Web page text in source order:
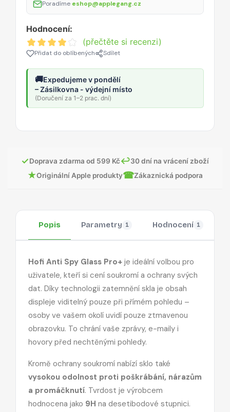
Poradíme eshop@applegang.cz
Hodnocení:
(přečtěte si recenzi)
Přidat do oblíbených Sdílet
🚚Expedujeme v pondělí
– Zásilkovna - výdejní místo
(Doručení za 1–2 prac. dní)
✓Doprava zdarma od 599 Kč↩30 dní na vrácení zboží
★Originální Apple produkty☎Zákaznická podpora
Popis Parametry 1 Hodnocení 1
Hofi Anti Spy Glass Pro+ je ideální volbou pro
uživatele, kteří si cení soukromí a ochrany svých
dat. Díky technologii zatemnění skla je obsah
displeje viditelný pouze při přímém pohledu –
osoby ve vašem okolí uvidí pouze ztmavenou
obrazovku. To chrání vaše zprávy, e-maily i
hovory před nechtěnými pohledy.
Kromě ochrany soukromí nabízí sklo také
vysokou odolnost proti poškrábání, nárazům
a promáčknutí. Tvrdost je výrobcem
hodnocena jako 9H na desetibodové stupnici.